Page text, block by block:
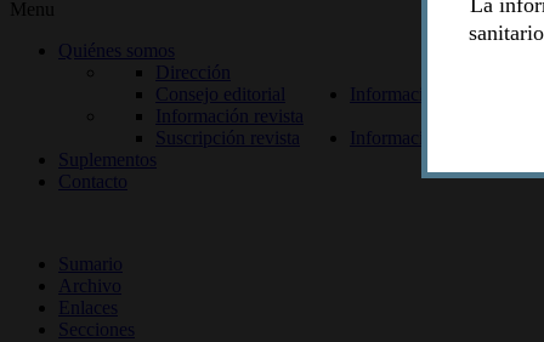
Menu
Quiénes somos
Dirección
Consejo editorial
Información lectores
Información revista
Suscripción revista
Información autores
Suplementos
Contacto
Sumario
Archivo
Enlaces
Secciones
La